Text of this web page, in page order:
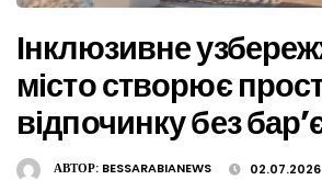
Інклюзивне
місто створює
відпочинку без
АВТОР: BESSARABIANEWS 02.07.2026